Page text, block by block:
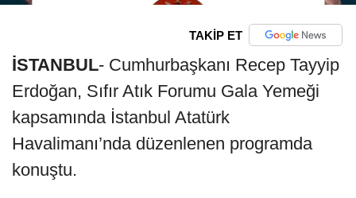
TAKİP ET
İSTANBUL- Cumhurbaşkanı Recep Tayyip
Erdoğan, Sıfır Atık Forumu Gala Yemeği
kapsamında İstanbul Atatürk
Havalimanı’nda düzenlenen programda
konuştu.